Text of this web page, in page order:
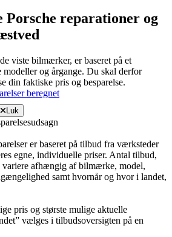
Porsche reparationer og
viste bilmærker, er baseret på et
modeller og årgange. Du skal derfor
din faktiske pris og besparelse.
beregnet
Luk
er baseret på tilbud fra værksteder
egne, individuelle priser. Antal tilbud,
variere afhængig af bilmærke, model,
samt hvornår og hvor i landet,
pris og største mulige aktuelle
vælges i tilbudsoversigten på en